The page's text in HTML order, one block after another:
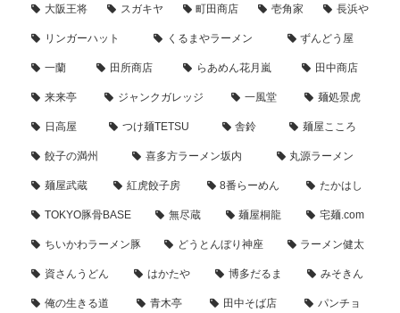
大阪王将 スガキヤ 町田商店 壱角家 長浜や
リンガーハット くるまやラーメン ずんどう屋
一蘭 田所商店 らあめん花月嵐 田中商店
来来亭 ジャンクガレッジ 一風堂 麺処景虎
日高屋 つけ麺TETSU 舎鈴 麺屋こころ
餃子の満州 喜多方ラーメン坂内 丸源ラーメン
麺屋武蔵 紅虎餃子房 8番らーめん たかはし
TOKYO豚骨BASE 無尽蔵 麺屋桐龍 宅麺.com
ちいかわラーメン豚 どうとんぼり神座 ラーメン健太
資さんうどん はかたや 博多だるま みそきん
俺の生きる道 青木亭 田中そば店 パンチョ